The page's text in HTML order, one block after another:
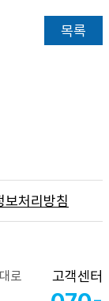
목록
보처리방침
로
고객센터